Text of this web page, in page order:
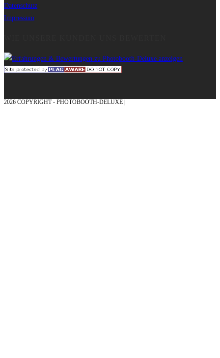
Datenschutz
Impressum
2026 COPYRIGHT - PHOTOBOOTH-DELUXE |